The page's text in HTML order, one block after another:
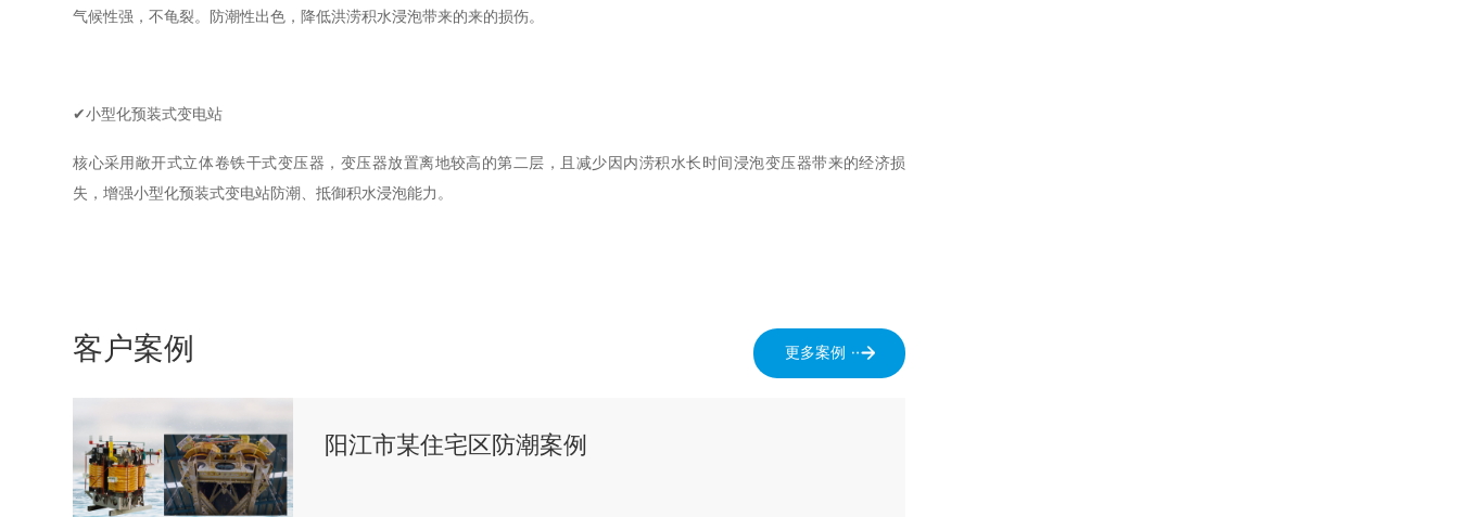
气候性强，不龟裂。防潮性出色，降低洪涝积水浸泡带来的来的损伤。
✔小型化预装式变电站
核心采用敞开式立体卷铁干式变压器，变压器放置离地较高的第二层，且减少因内涝积水长时间浸泡变压器带来的经济损
失，增强小型化预装式变电站防潮、抵御积水浸泡能力。
客户案例 更多案例
阳江市某住宅区防潮案例